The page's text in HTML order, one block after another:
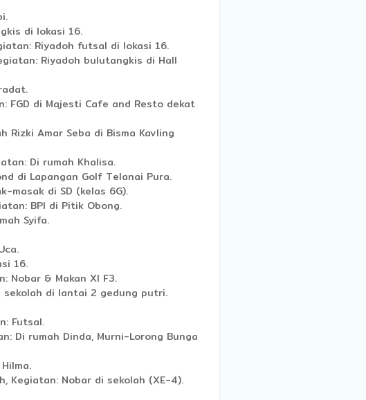
di lokasi 16.
Riyadoh futsal di lokasi 16.
Riyadoh bulutangkis di Hall
FGD di Majesti Cafe and Resto dekat
Rizki Amar Seba di Bisma Kavling
Di rumah Khalisa.
di Lapangan Golf Telanai Pura.
masak di SD (kelas 6G).
BPI di Pitik Obong.
Syifa.
16.
Nobar & Makan XI F3.
sekolah di lantai 2 gedung putri.
Futsal.
Di rumah Dinda, Murni-Lorong Bunga
Kegiatan: Nobar di sekolah (XE-4).